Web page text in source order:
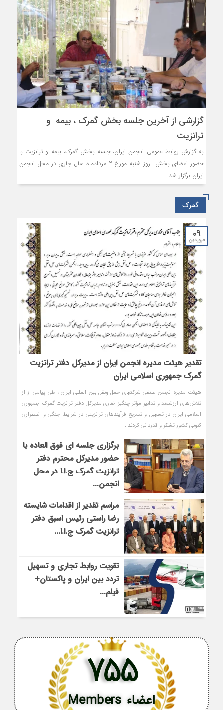
گزارشی از آخرین جلسه بخش گمرک ، بیمه و
ترانزیت
به گزارش روابط عمومی انجمن ایران، جلسه بخش گمرک، بیمه و ترانزیت با
حضور اعضای بخش روز شنبه مورخ 3 مردادماه سال جاری در محل انجمن
ایران برگزار شد.
گمرک
۰۹
فروردین
تقدیر هیئت مدیره انجمن ایران از مدیرکل دفتر ترانزیت
گمرک جمهوری اسلامی ایران
هیئت مدیره انجمن صنفی شرکتهای حمل ونقل بین المللی ایران ، طی پیامی از از
تلاش‌های ارزشمند و تدابیر مؤثر چنگیز خناری مدیرکل دفتر ترانزیت گمرک جمهوری
اسلامی ایران در تسهیل و تسریع فرآیندهای ترانزیتی در شرایط جنگی و اضطراری
کنونی کشور تشکر و قدردانی کردند .
برگزاری جلسه ای فوق العاده با
حضور مدیرکل محترم دفتر
ترانزیت گمرک ج.ا.ا در محل
انجمن...
مراسم تقدیر از اقدامات شایسته
رضا راستی رئیس اسبق دفتر
ترانزیت گمرک ج.ا.ا...
تقویت روابط تجاری و تسهیل
تردد بین ایران و پاکستان+
فیلم...
اعضاء Members
755